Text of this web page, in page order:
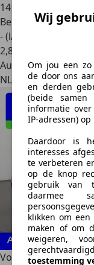
141.918 km
Benzine
- (l/100 km)
2,8
Autobedrijf
NL 7678 VC
Volkswagen Tiguan
Wij
Om jou een
de door ons
en derden
(beide
informatie
IP-adressen)
Daardoor is
interesses
te verbeteren
op de knop
gebruik van
daarmee
klikken om
maken of om
weigeren,
toestemming